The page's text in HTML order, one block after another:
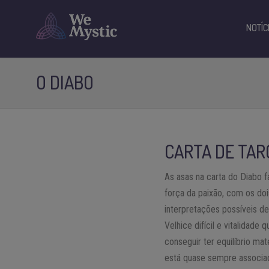
O DIABO
CARTA DE
As asas na carta do Diabo
força da paixão, com os
interpretações possíveis
Velhice difícil e vitalidade
conseguir ter equilíbrio
está quase sempre